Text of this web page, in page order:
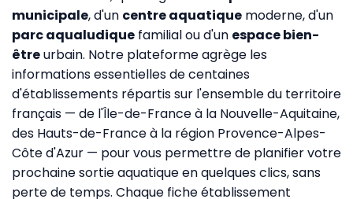
municipale, d'un centre aquatique moderne, d'un
parc aqualudique familial ou d'un espace bien-
êtreurbain. Notre plateforme agrège les
informations essentielles de centaines
d'établissements répartis sur l'ensemble du territoire
français — de l'Île-de-France à la Nouvelle-Aquitaine,
des Hauts-de-France à la région Provence-Alpes-
Côte d'Azur — pour vous permettre de planifier votre
prochaine sortie aquatique en quelques clics, sans
perte de temps. Chaque fiche établissement